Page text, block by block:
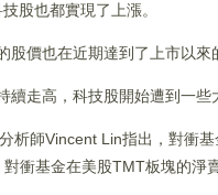
股也都實現了上漲。
價也在近期達到了上市以來
走高，科技股開始遭到一些
析師Vincent Lin指出，對衝基
衝基金在美股TMT板塊的淨